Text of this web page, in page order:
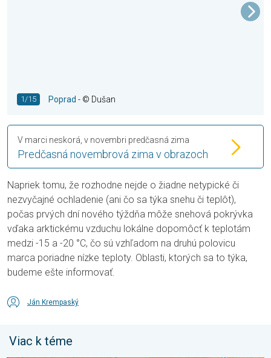
1/15 Poprad - © Dušan
Predčasná novembrová zima v obrazoch
V marci neskorá, v novembri predčasná zima
Napriek tomu, že rozhodne nejde o žiadne netypické či
nezvyčajné ochladenie (ani čo sa týka snehu či teplôt),
počas prvých dní nového týždňa môže snehová pokrývka
vďaka arktickému vzduchu lokálne dopomôcť k teplotám
medzi -15 a -20 °C, čo sú vzhľadom na druhú polovicu
marca poriadne nízke teploty. Oblasti, ktorých sa to týka,
budeme ešte informovať.
Ján Krempaský
Viac k téme